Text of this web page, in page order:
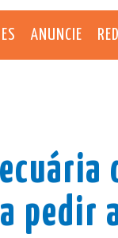
ANUNCIE
pedir